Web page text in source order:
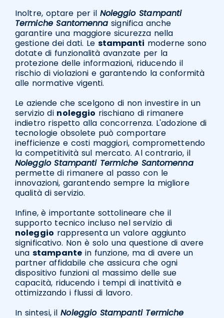
Inoltre, optare per il Noleggio Stampanti
Termiche Santomenna significa anche
garantire una maggiore sicurezza nella
gestione dei dati. Le stampanti moderne sono
dotate di funzionalità avanzate per la
protezione delle informazioni, riducendo il
rischio di violazioni e garantendo la conformità
alle normative vigenti.
Le aziende che scelgono di non investire in un
servizio di noleggio rischiano di rimanere
indietro rispetto alla concorrenza. L'adozione di
tecnologie obsolete può comportare
inefficienze e costi maggiori, compromettendo
la competitività sul mercato. Al contrario, il
Noleggio Stampanti Termiche Santomenna
permette di rimanere al passo con le
innovazioni, garantendo sempre la migliore
qualità di servizio.
Infine, è importante sottolineare che il
supporto tecnico incluso nel servizio di
noleggio rappresenta un valore aggiunto
significativo. Non è solo una questione di avere
una stampantein funzione, ma di avere un
partner affidabile che assicura che ogni
dispositivo funzioni al massimo delle sue
capacità, riducendo i tempi di inattività e
ottimizzando i flussi di lavoro.
In sintesi, ilNoleggio Stampanti Termiche